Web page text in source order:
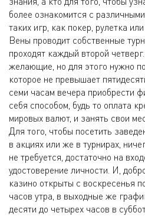
более ознакомится с
таких игр, как покер, рулетка
Вены проводит собственные
проходят каждый второй
желающие, но для этого нужно
которое не превышает
семи часам вечера приобрести
себя способом, будь то оплата
мировых валют, и занять свои
Для того, чтобы посетить
в акциях или же в турнирах,
не требуется, достаточно на
удостоверение личности. И,
казино открыты с воскресенья
часов утра, в выходные же
десяти до четырех часов в